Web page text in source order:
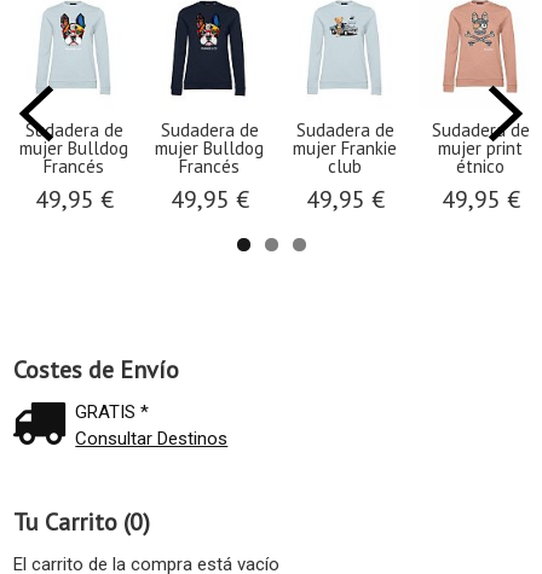
Costes de Envío
GRATIS *
Consultar Destinos
Tu Carrito (0)
El carrito de la compra está vacío
Sudadera de
mujer Bulldog
Francés
49,95 €
Sudadera de
mujer Bulldog
Francés
49,95 €
Sudadera de
mujer Frankie
club
49,95 €
Sudadera de
mujer print
étnico
49,95 €